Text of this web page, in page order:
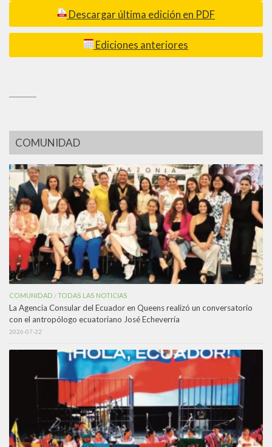
Descargar última edición en PDF
Ediciones anteriores
COMUNIDAD
COMUNIDAD /TODAS LAS NOTICIAS
La Agencia Consular del Ecuador en Queens realizó un conversatorio
con el antropólogo ecuatoriano José Echeverría
2026-07-22